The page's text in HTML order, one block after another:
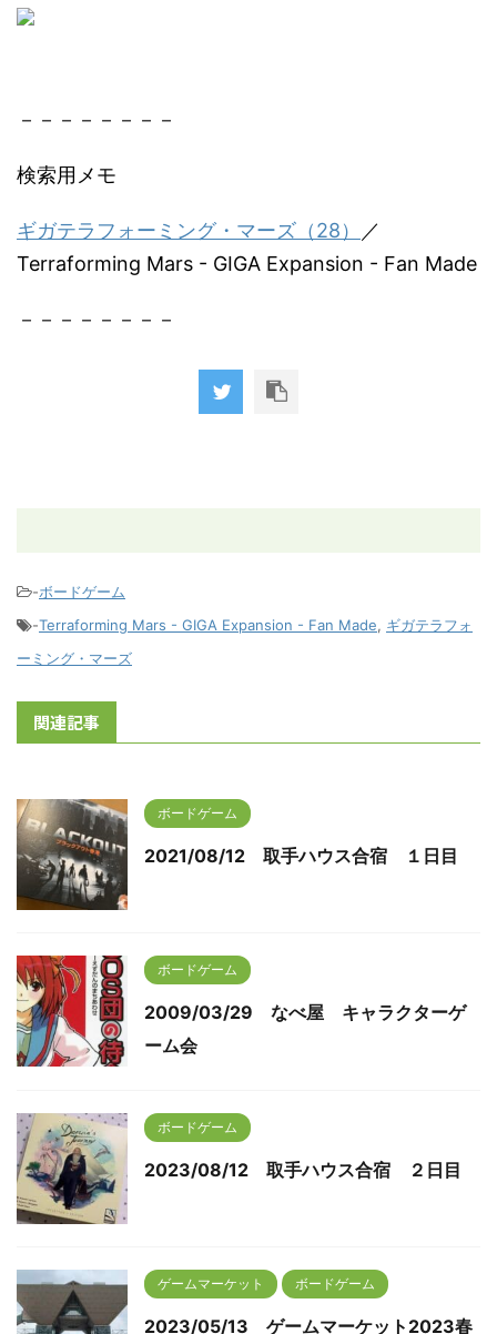
－－－－－－－－
検索用メモ
ギガテラフォーミング・マーズ（28）
／
Terraforming Mars - GIGA Expansion - Fan Made
－－－－－－－－
-ボードゲーム
-Terraforming Mars - GIGA Expansion - Fan Made, ギガテラフォ
ーミング・マーズ
関連記事
ボードゲーム
2021/08/12 取手ハウス合宿 １日目
ボードゲーム
2009/03/29 なべ屋 キャラクターゲ
ーム会
ボードゲーム
2023/08/12 取手ハウス合宿 ２日目
ゲームマーケット ボードゲーム
2023/05/13 ゲームマーケット2023春